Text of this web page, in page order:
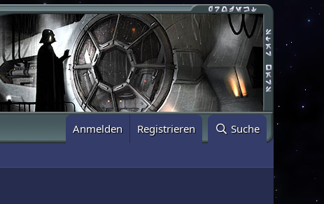
Anmelden Registrieren Suche